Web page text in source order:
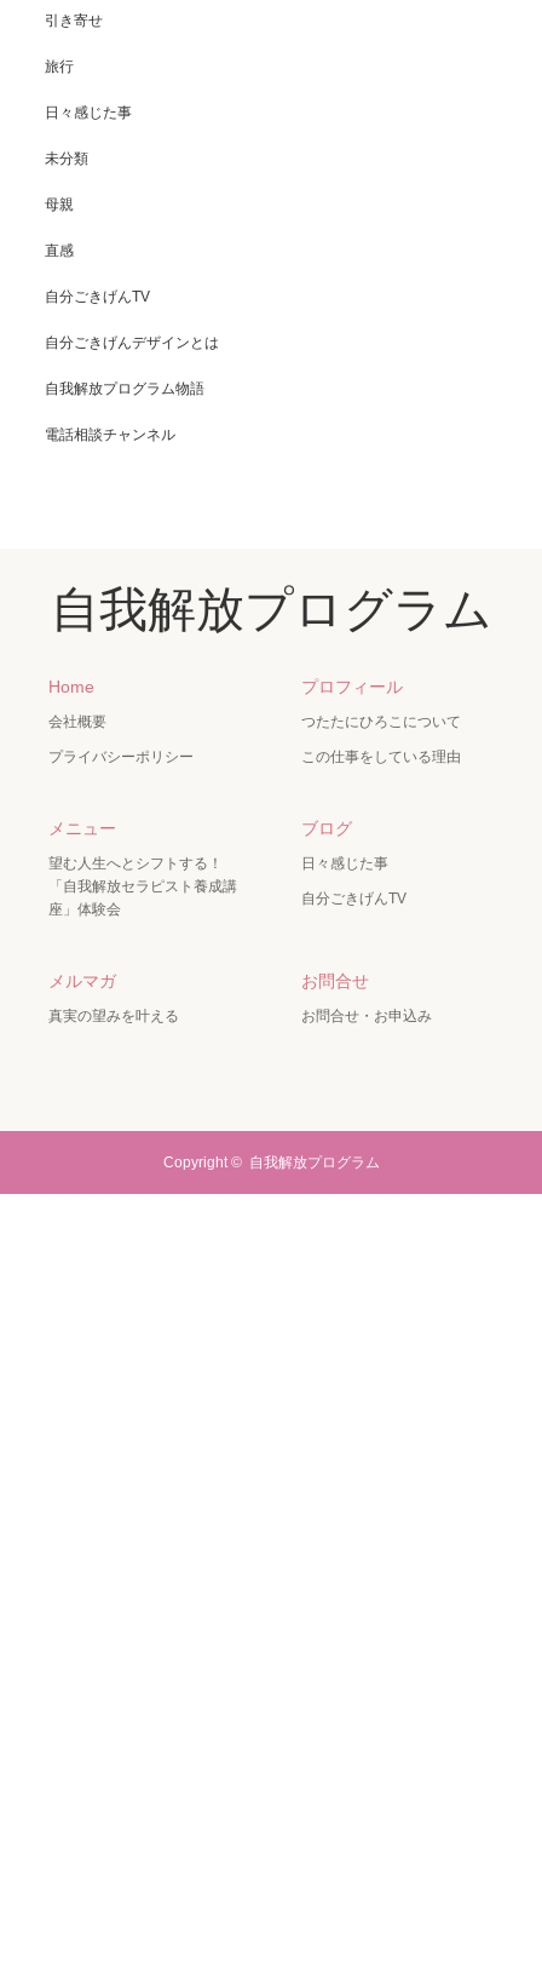
引き寄せ
旅行
日々感じた事
未分類
母親
直感
自分ごきげんTV
自分ごきげんデザインとは
自我解放プログラム物語
電話相談チャンネル
自我解放プログラム
Home
会社概要
プライバシーポリシー
プロフィール
つたたにひろこについて
この仕事をしている理由
メニュー
望む人生へとシフトする！
「自我解放セラピスト養成講
座」体験会
ブログ
日々感じた事
自分ごきげんTV
メルマガ
真実の望みを叶える
お問合せ
お問合せ・お申込み
Copyright © 自我解放プログラム